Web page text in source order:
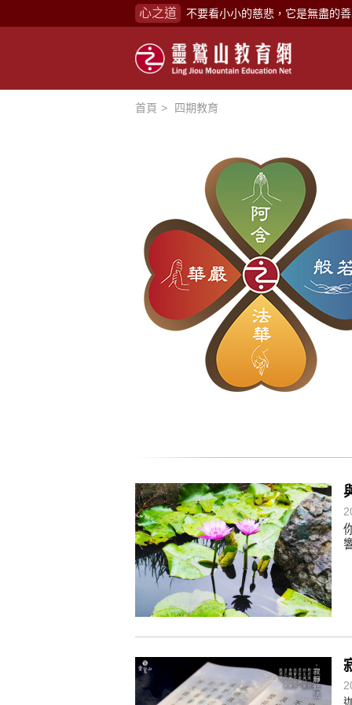
心之道 禪修，讓思緒單純，讓靈性清楚
念頭在心頭，不舒服；轉個念頭
煩惱如同下雨，當雨過天晴，雨
懂得消化煩惱，便能讓生活自在
不執著、不妄想，當下即圓滿。
心不跟隨現下煩惱，不隨就不會
學佛，就是學著拭去塵埃。
不要看小小的慈悲，它是無盡的
禪修，讓思緒單純，讓靈性清楚
念頭在心頭，不舒服；轉個念頭
煩惱如同下雨，當雨過天晴，雨
懂得消化煩惱，便能讓生活自在
負面是惡業，消極是惡業，悲觀
首頁 四期教育